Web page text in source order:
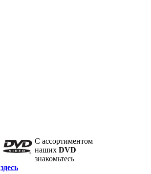
C ассортиментом
наших DVD
знакомьтесь
здесь